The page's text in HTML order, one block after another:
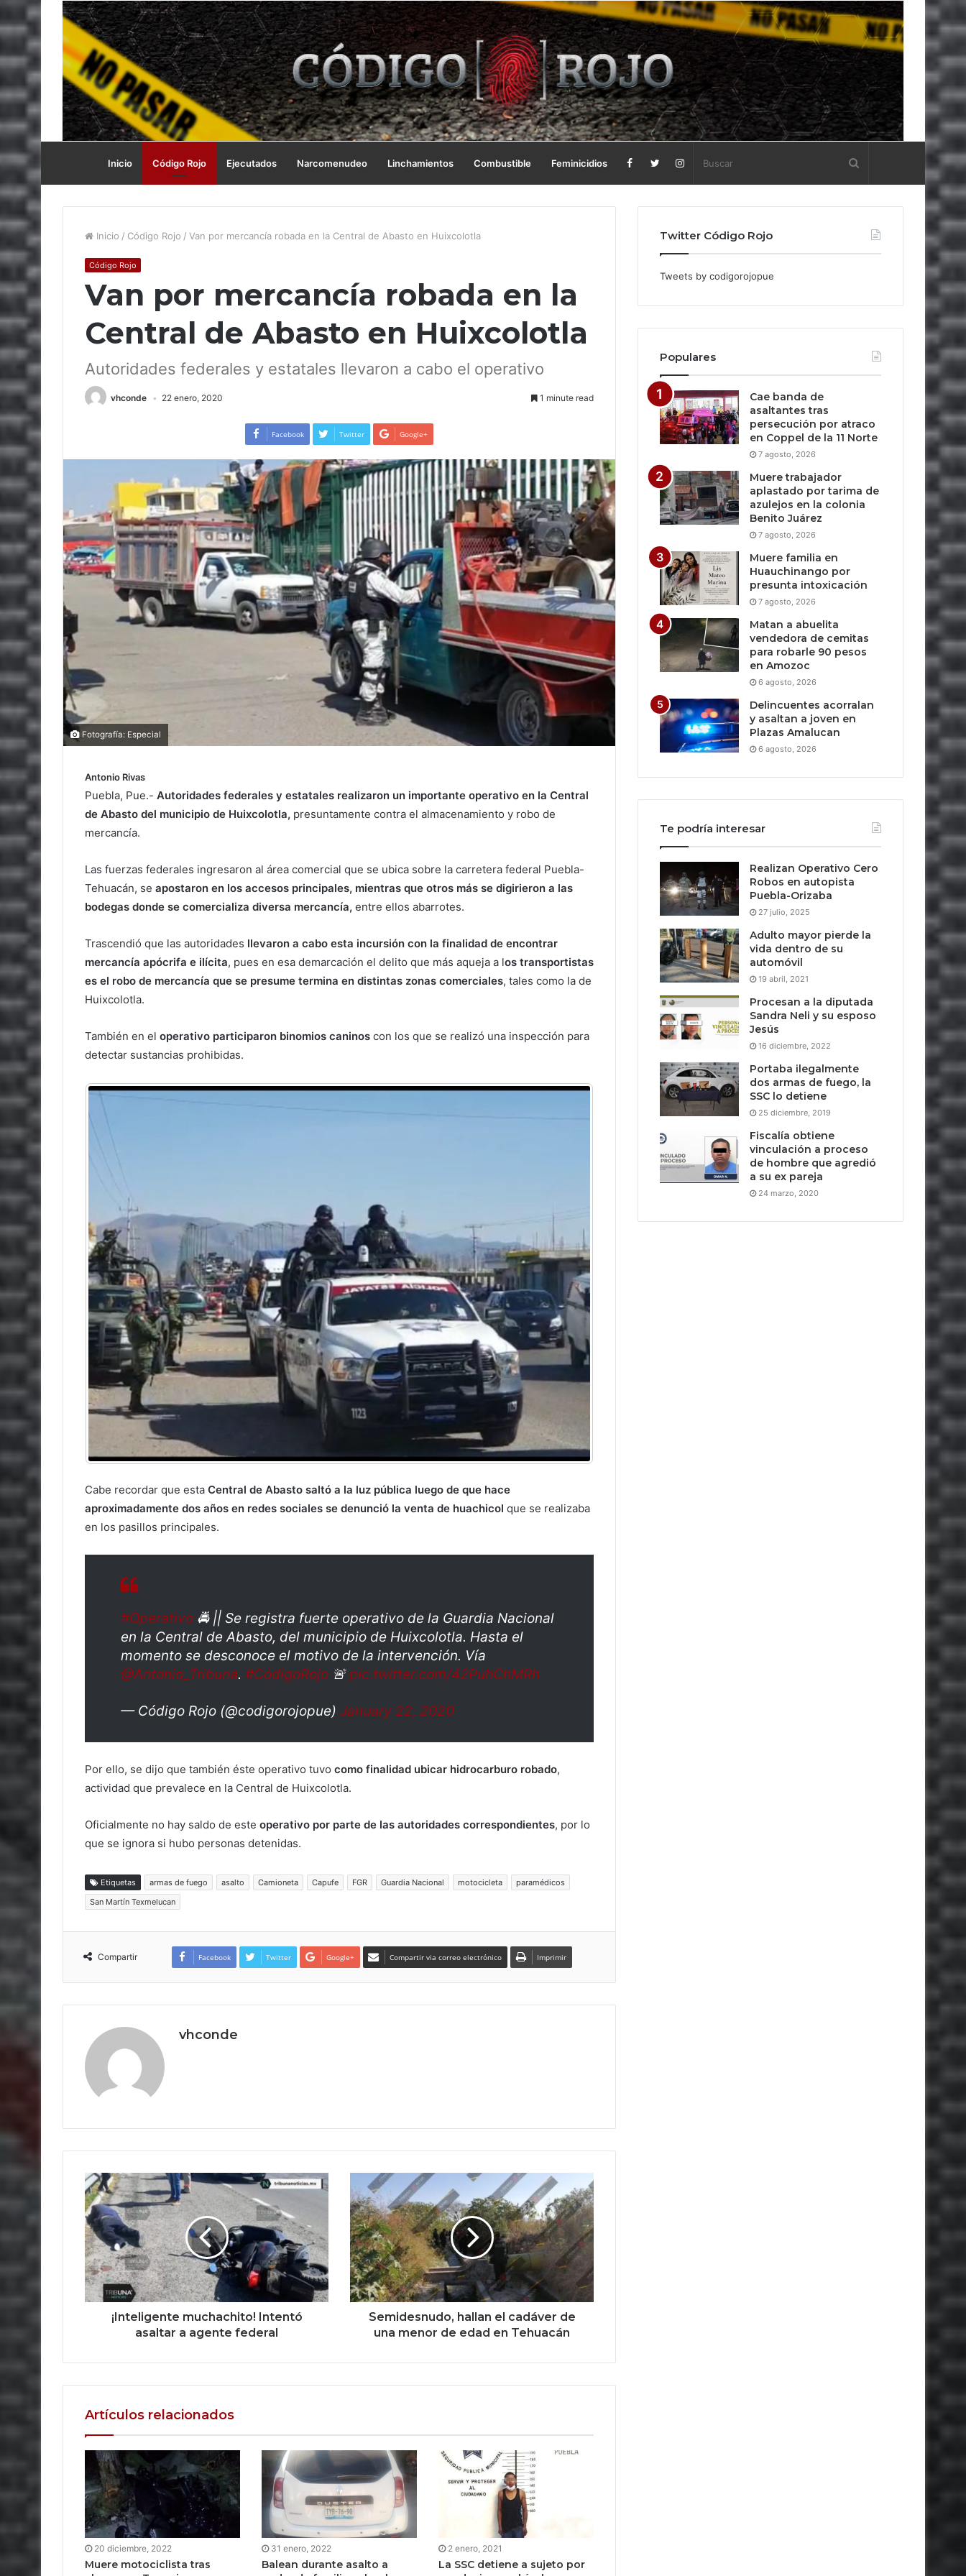
Inicio Código Rojo Ejecutados Narcomenudeo Linchamientos Combustible Feminicidios
Inicio / Código Rojo / Van por mercancía robada en la Central de Abasto en Huixcolotla
Código Rojo
Van por mercancía robada en la
Central de Abasto en Huixcolotla
Autoridades federales y estatales llevaron a cabo el operativo
vhconde 22 enero, 2020 1 minute read
Facebook Twitter Google+
Fotografía: Especial
Antonio Rivas
Puebla, Pue.- Autoridades federales y estatales realizaron un importante operativo en la Central
de Abasto del municipio de Huixcolotla, presuntamente contra el almacenamiento y robo de
mercancía.
Las fuerzas federales ingresaron al área comercial que se ubica sobre la carretera federal Puebla-
Tehuacán, se apostaron en los accesos principales, mientras que otros más se digirieron a las
bodegas donde se comercializa diversa mercancía, entre ellos abarrotes.
Trascendió que las autoridades llevaron a cabo esta incursión con la finalidad de encontrar
mercancía apócrifa e ilícita, pues en esa demarcación el delito que más aqueja a los transportistas
es el robo de mercancía que se presume termina en distintas zonas comerciales, tales como la de
Huixcolotla.
También en el operativo participaron binomios caninos con los que se realizó una inspección para
detectar sustancias prohibidas.
Cabe recordar que esta Central de Abasto saltó a la luz pública luego de que hace
aproximadamente dos años en redes sociales se denunció la venta de huachicol que se realizaba
en los pasillos principales.
#Operativo 🚔 || Se registra fuerte operativo de la Guardia Nacional
en la Central de Abasto, del municipio de Huixcolotla. Hasta el
momento se desconoce el motivo de la intervención. Vía
@Antonio_Tribuna. #CódigoRojo 🚨pic.twitter.com/42PuhChMRh
— Código Rojo (@codigorojopue) January 22, 2020
Por ello, se dijo que también éste operativo tuvo como finalidad ubicar hidrocarburo robado,
actividad que prevalece en la Central de Huixcolotla.
Oficialmente no hay saldo de este operativo por parte de las autoridades correspondientes, por lo
que se ignora si hubo personas detenidas.
Etiquetas armas de fuego asalto Camioneta Capufe FGR Guardia Nacional motocicleta
paramédicos
San Martín Texmelucan
Compartir Facebook Twitter Google+ Compartir via correo electrónico Imprimir
vhconde
¡Inteligente muchachito! Intentó
asaltar a agente federal
Semidesnudo, hallan el cadáver de
una menor de edad en Tehuacán
Artículos relacionados
20 diciembre, 2022
Muere motociclista tras
31 enero, 2022
Balean durante asalto a
2 enero, 2021
La SSC detiene a sujeto por
Twitter Código Rojo
Tweets by codigorojopue
Populares
Cae banda de
asaltantes tras
persecución por atraco
en Coppel de la 11 Norte
7 agosto, 2026
Muere trabajador
aplastado por tarima de
azulejos en la colonia
Benito Juárez
7 agosto, 2026
Muere familia en
Huauchinango por
presunta intoxicación
7 agosto, 2026
Matan a abuelita
vendedora de cemitas
para robarle 90 pesos
en Amozoc
6 agosto, 2026
Delincuentes acorralan
y asaltan a joven en
Plazas Amalucan
6 agosto, 2026
Te podría interesar
Realizan Operativo Cero
Robos en autopista
Puebla-Orizaba
27 julio, 2025
Adulto mayor pierde la
vida dentro de su
automóvil
19 abril, 2021
Procesan a la diputada
Sandra Neli y su esposo
Jesús
16 diciembre, 2022
Portaba ilegalmente
dos armas de fuego, la
SSC lo detiene
25 diciembre, 2019
Fiscalía obtiene
vinculación a proceso
de hombre que agredió
a su ex pareja
24 marzo, 2020